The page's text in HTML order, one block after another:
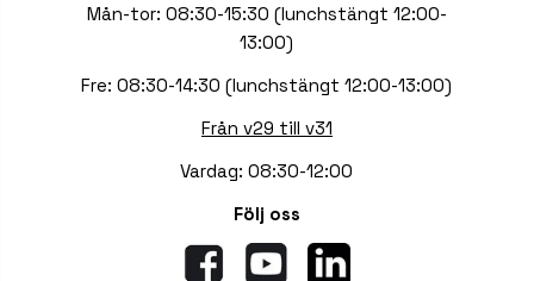
Mån-tor: 08:30-15:30 (lunchstängt 12:00-
13:00)
Fre: 08:30-14:30 (lunchstängt 12:00-13:00)
Från v29 till v31
Vardag: 08:30-12:00
Följ oss